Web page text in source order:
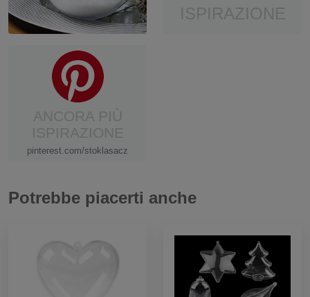
pinterest.com/stoklasacz
Potrebbe piacerti anche